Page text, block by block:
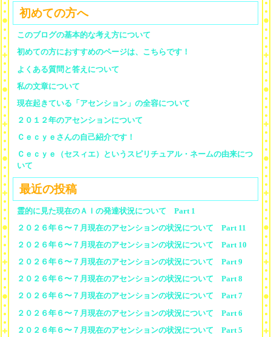
初めての方へ
このブログの基本的な考え方について
初めての方におすすめのページは、こちらです！
よくある質問と答えについて
私の文章について
現在起きている「アセンション」の全容について
２０１２年のアセンションについて
Ｃｅｃｙｅさんの自己紹介です！
Ｃｅｃｙｅ（セスィエ）というスピリチュアル・ネームの由来につ
いて
最近の投稿
霊的に見た現在のＡＩの発達状況について Part 1
２０２６年６〜７月現在のアセンションの状況について Part 11
２０２６年６〜７月現在のアセンションの状況について Part 10
２０２６年６〜７月現在のアセンションの状況について Part 9
２０２６年６〜７月現在のアセンションの状況について Part 8
２０２６年６〜７月現在のアセンションの状況について Part 7
２０２６年６〜７月現在のアセンションの状況について Part 6
２０２６年６〜７月現在のアセンションの状況について Part 5